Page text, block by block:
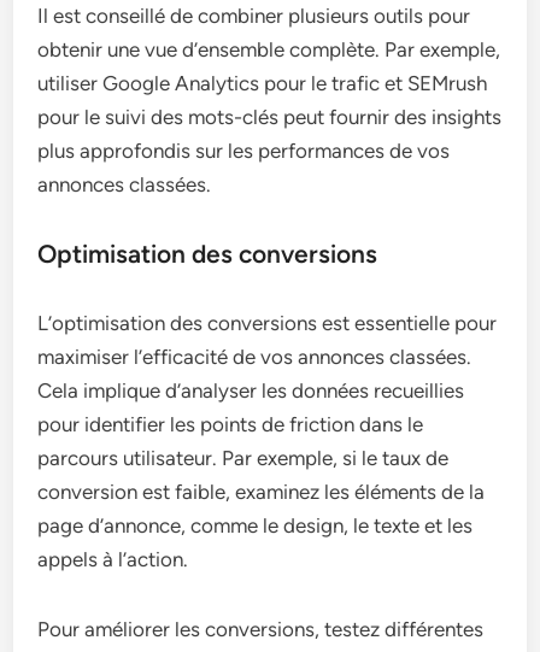
Il est conseillé de combiner plusieurs outils pour
obtenir une vue d’ensemble complète. Par exemple,
utiliser Google Analytics pour le trafic et SEMrush
pour le suivi des mots-clés peut fournir des insights
plus approfondis sur les performances de vos
annonces classées.
Optimisation des conversions
L’optimisation des conversions est essentielle pour
maximiser l’efficacité de vos annonces classées.
Cela implique d’analyser les données recueillies
pour identifier les points de friction dans le
parcours utilisateur. Par exemple, si le taux de
conversion est faible, examinez les éléments de la
page d’annonce, comme le design, le texte et les
appels à l’action.
Pour améliorer les conversions, testez différentes